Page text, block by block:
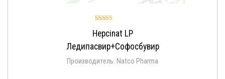
4.94
из 5
Hepcinat LP
Ледипасвир+Софосбувир
Производитель: Natco Pharma